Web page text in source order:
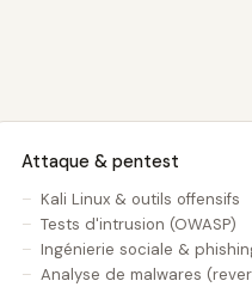
Attaque & pentest
Kali Linux & outils offensifs
Tests d'intrusion (OWASP)
Ingénierie sociale &
Analyse de malwares